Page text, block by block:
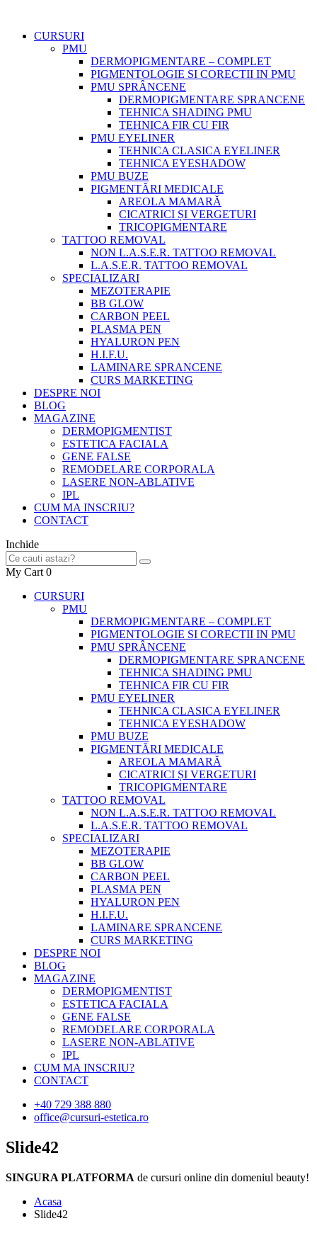
CURSURI
PMU
DERMOPIGMENTARE – COMPLET
PIGMENTOLOGIE SI CORECTII IN PMU
PMU SPRÂNCENE
DERMOPIGMENTARE SPRANCENE
TEHNICA SHADING PMU
TEHNICA FIR CU FIR
PMU EYELINER
TEHNICA CLASICA EYELINER
TEHNICA EYESHADOW
PMU BUZE
PIGMENTĂRI MEDICALE
AREOLA MAMARĂ
CICATRICI ȘI VERGETURI
TRICOPIGMENTARE
TATTOO REMOVAL
NON L.A.S.E.R. TATTOO REMOVAL
L.A.S.E.R. TATTOO REMOVAL
SPECIALIZARI
MEZOTERAPIE
BB GLOW
CARBON PEEL
PLASMA PEN
HYALURON PEN
H.I.F.U.
LAMINARE SPRANCENE
CURS MARKETING
DESPRE NOI
BLOG
MAGAZINE
DERMOPIGMENTIST
ESTETICA FACIALA
GENE FALSE
REMODELARE CORPORALA
LASERE NON-ABLATIVE
IPL
CUM MA INSCRIU?
CONTACT
Inchide
My Cart 0
CURSURI
PMU
DERMOPIGMENTARE – COMPLET
PIGMENTOLOGIE SI CORECTII IN PMU
PMU SPRÂNCENE
DERMOPIGMENTARE SPRANCENE
TEHNICA SHADING PMU
TEHNICA FIR CU FIR
PMU EYELINER
TEHNICA CLASICA EYELINER
TEHNICA EYESHADOW
PMU BUZE
PIGMENTĂRI MEDICALE
AREOLA MAMARĂ
CICATRICI ȘI VERGETURI
TRICOPIGMENTARE
TATTOO REMOVAL
NON L.A.S.E.R. TATTOO REMOVAL
L.A.S.E.R. TATTOO REMOVAL
SPECIALIZARI
MEZOTERAPIE
BB GLOW
CARBON PEEL
PLASMA PEN
HYALURON PEN
H.I.F.U.
LAMINARE SPRANCENE
CURS MARKETING
DESPRE NOI
BLOG
MAGAZINE
DERMOPIGMENTIST
ESTETICA FACIALA
GENE FALSE
REMODELARE CORPORALA
LASERE NON-ABLATIVE
IPL
CUM MA INSCRIU?
CONTACT
+40 729 388 880
office@cursuri-estetica.ro
Slide42
SINGURA PLATFORMA de cursuri online din domeniul beauty!
Acasa
Slide42